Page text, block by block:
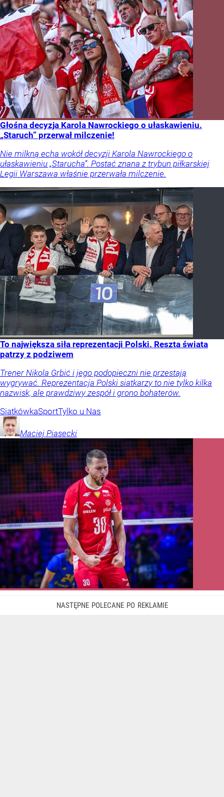
Głośna decyzja Karola Nawrockiego o ułaskawieniu.
„Staruch” przerwał milczenie!
Nie milkną echa wokół decyzji Karola Nawrockiego o
ułaskawieniu „Starucha”. Postać znana z trybun piłkarskiej
Legii Warszawa właśnie przerwała milczenie.
To największa siła reprezentacji Polski. Reszta świata
patrzy z podziwem
Trener Nikola Grbić i jego podopieczni nie przestają
wygrywać. Reprezentacja Polski siatkarzy to nie tylko kilka
nazwisk, ale prawdziwy zespół i grono bohaterów.
SiatkówkaSportTylko u Nas
Maciej Piasecki